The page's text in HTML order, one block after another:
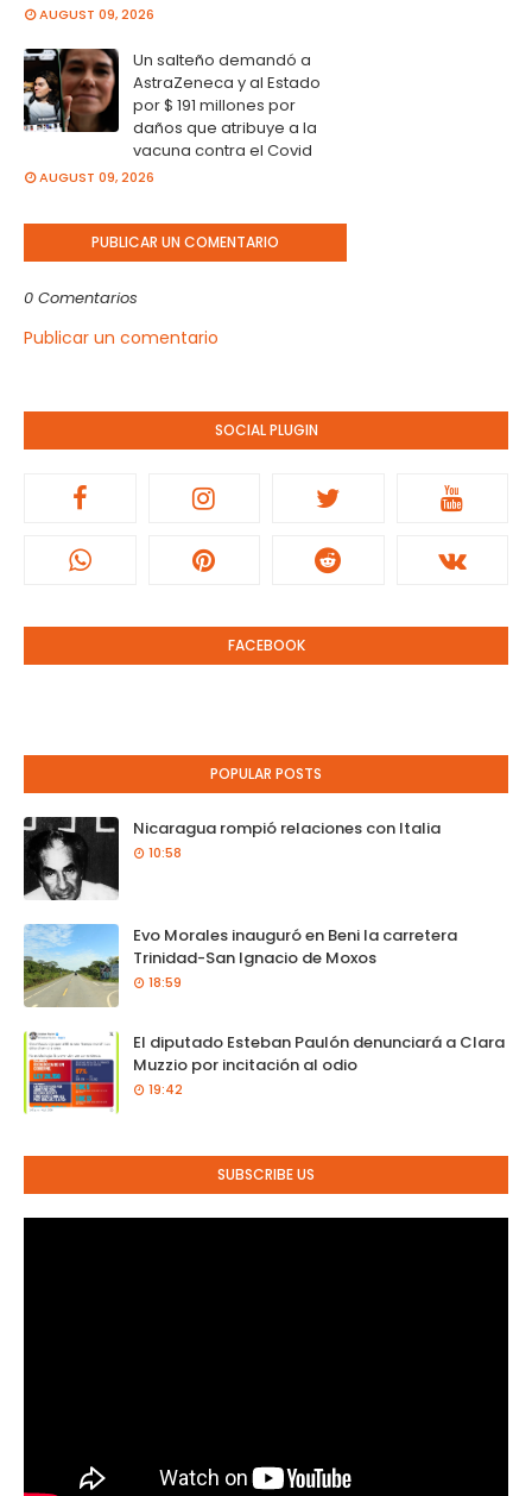
AUGUST 09, 2026
Un salteño demandó a
AstraZeneca y al Estado
por $ 191 millones por
daños que atribuye a la
vacuna contra el Covid
AUGUST 09, 2026
PUBLICAR UN COMENTARIO
0 Comentarios
Publicar un comentario
SOCIAL PLUGIN
FACEBOOK
POPULAR POSTS
Nicaragua rompió relaciones con Italia
10:58
Evo Morales inauguró en Beni la carretera
Trinidad-San Ignacio de Moxos
18:59
El diputado Esteban Paulón denunciará a Clara
Muzzio por incitación al odio
19:42
SUBSCRIBE US